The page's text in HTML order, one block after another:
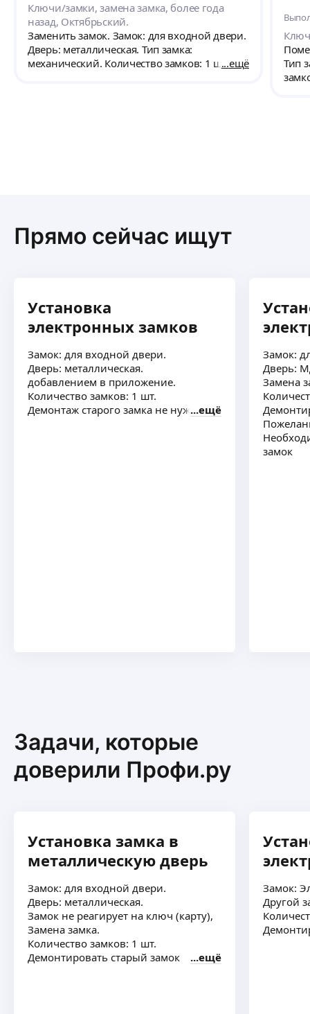
Ключи/замки, замена замка, более года
назад, Октябрьский.
Заменить замок. Замок: для входной двери.
Дверь: металлическая. Тип замка:
механический. Количество замков: 1 шт.ещё
Тип
Прямо сейчас ищут
Установка
электронных замков
Замок: для входной двери.
Дверь: металлическая.
добавлением в приложение.
Количество замков: 1 шт.
Демонтаж старого замка не нуженещё
Замок:
Дверь:
Замена
замок
Задачи, которые
доверили Профи.ру
Установка замка в
металлическую дверь
Замок: для входной двери.
Дверь: металлическая.
Замок не реагирует на ключ (карту),
Замена замка.
Количество замков: 1 шт.
Демонтировать старый замок
ещё
Замок:
Другой